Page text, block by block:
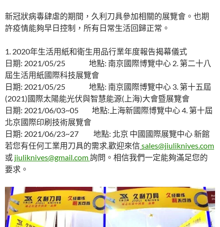
新冠狀病毒肆虐的期間，久利刀具參加相關的展覽會。也期
許疫情能夠早日控制，所有日常生活回歸正常。
1. 2020年生活用紙和衛生用品行業年度報告揭幕儀式
日期: 2021/05/25 地點: 南京國際博覽中心 2. 第二十八
屆生活用紙國際科技展覽會
日期: 2021/05/25 地點: 南京國際博覽中心 3. 第十五屆
(2021)國際太陽能光伏與智慧能源(上海)大會暨展覽會
日期: 2021/06/03~05 地點:上海新國際博覽中心 4. 第十屆
北京國際印刷技術展覽會
日期: 2021/06/23~27 地點: 北京 中國國際展覽中心 新館
若您有任何工業用刀具的需求,歡迎來信sales@jiuliknives.com
或 jiuliknives@gmail.com詢問。相信我們一定能夠滿足您的
要求。